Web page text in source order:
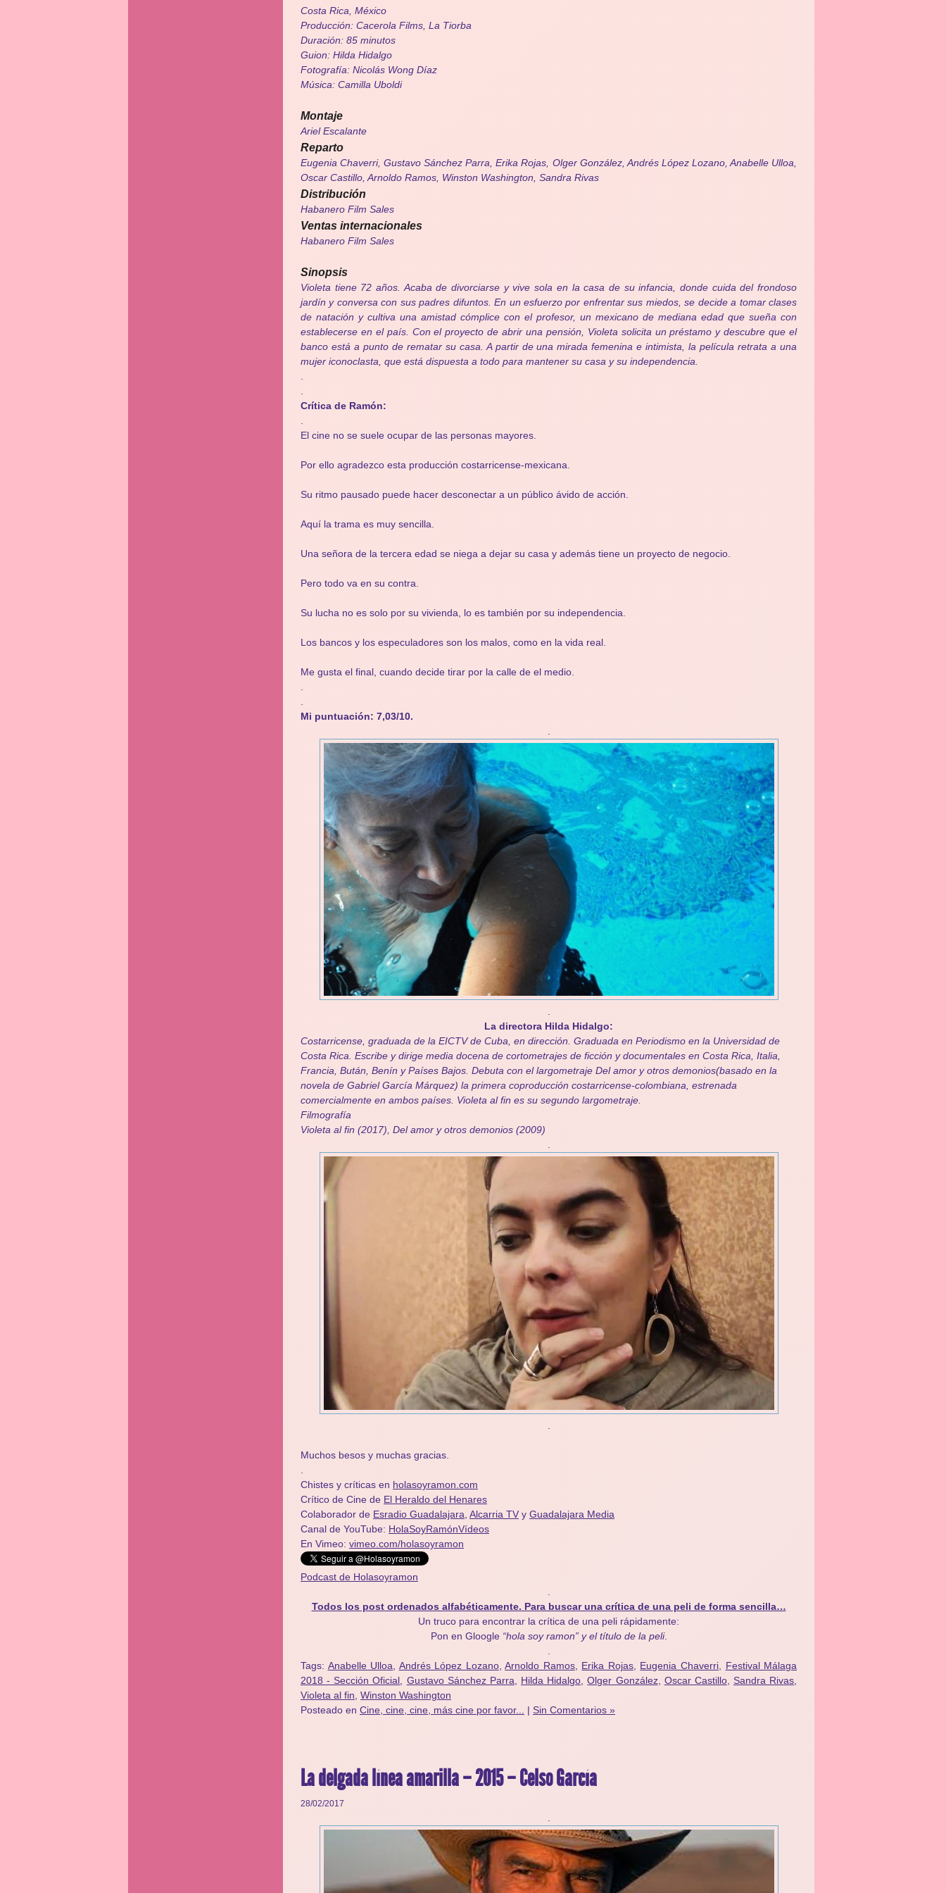
Costa Rica, México
Producción: Cacerola Films, La Tiorba
Duración: 85 minutos
Guion: Hilda Hidalgo
Fotografía: Nicolás Wong Díaz
Música: Camilla Uboldi
Montaje
Ariel Escalante
Reparto
Eugenia Chaverri, Gustavo Sánchez Parra, Erika Rojas, Olger González, Andrés López Lozano, Anabelle Ulloa,
Oscar Castillo, Arnoldo Ramos, Winston Washington, Sandra Rivas
Distribución
Habanero Film Sales
Ventas internacionales
Habanero Film Sales
Sinopsis
Violeta tiene 72 años. Acaba de divorciarse y vive sola en la casa de su infancia, donde cuida del frondoso
jardín y conversa con sus padres difuntos. En un esfuerzo por enfrentar sus miedos, se decide a tomar clases
de natación y cultiva una amistad cómplice con el profesor, un mexicano de mediana edad que sueña con
establecerse en el país. Con el proyecto de abrir una pensión, Violeta solicita un préstamo y descubre que el
banco está a punto de rematar su casa. A partir de una mirada femenina e intimista, la película retrata a una
mujer iconoclasta, que está dispuesta a todo para mantener su casa y su independencia.
Crítica de Ramón:
El cine no se suele ocupar de las personas mayores.
Por ello agradezco esta producción costarricense-mexicana.
Su ritmo pausado puede hacer desconectar a un público ávido de acción.
Aquí la trama es muy sencilla.
Una señora de la tercera edad se niega a dejar su casa y además tiene un proyecto de negocio.
Pero todo va en su contra.
Su lucha no es solo por su vivienda, lo es también por su independencia.
Los bancos y los especuladores son los malos, como en la vida real.
Me gusta el final, cuando decide tirar por la calle de el medio.
Mi puntuación: 7,03/10.
La directora Hilda Hidalgo:
Costarricense, graduada de la EICTV de Cuba, en dirección. Graduada en Periodismo en la Universidad de
Costa Rica. Escribe y dirige media docena de cortometrajes de ficción y documentales en Costa Rica, Italia,
Francia, Bután, Benín y Países Bajos. Debuta con el largometraje Del amor y otros demonios(basado en la
novela de Gabriel García Márquez) la primera coproducción costarricense-colombiana, estrenada
comercialmente en ambos países. Violeta al fin es su segundo largometraje.
Filmografía
Violeta al fin (2017), Del amor y otros demonios (2009)
Muchos besos y muchas gracias.
Chistes y críticas en holasoyramon.com
Crítico de Cine de El Heraldo del Henares
​​Colaborador de Esradio Guadalajara Alcarria TV y Guadalajara Media
Canal de YouTube: HolaSoyRamónVídeos
En Vimeo: vimeo.com/holasoyramon
Podcast de Holasoyramon
Todos los post ordenados alfabéticamente. Para buscar una crítica de una peli de forma sencilla…
Un truco para encontrar la crítica de una peli rápidamente:
Pon en Gloogle “hola soy ramon” y el título de la peli.
Tags: Anabelle Ulloa Andrés López Lozano,Arnoldo Ramos, Erika Rojas, Eugenia Chaverri
Festival Málaga
2018 - Sección Oficial
Gustavo Sánchez Parra Hilda Hidalgo ,Olger González, Oscar Castillo, Sandra Rivas
Violeta al fin Winston Washington
Posteado en Cine, cine, cine, más cine por favor... | Sin Comentarios »
La delgada línea amarilla – 2015 – Celso García
28/02/2017